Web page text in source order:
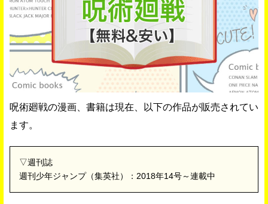
呪術廻戦の漫画、書籍は現在、以下の作品が販売されてい
ます。
▽週刊誌
週刊少年ジャンプ（集英社）：2018年14号～連載中